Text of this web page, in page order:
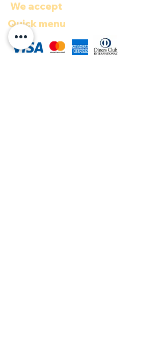
We accept
Quick menu